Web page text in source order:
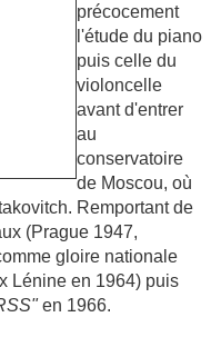
précocement
l'étude du piano
puis celle du
violoncelle
avant d'entrer
au
conservatoire
de Moscou, où
Remportant de
(Prague 1947,
gloire nationale
Lénine en 1964) puis
en 1966.